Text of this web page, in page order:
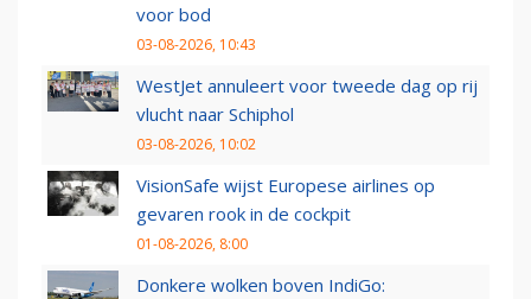
voor bod
03-08-2026, 10:43
WestJet annuleert voor tweede dag op rij
vlucht naar Schiphol
03-08-2026, 10:02
VisionSafe wijst Europese airlines op
gevaren rook in de cockpit
01-08-2026, 8:00
Donkere wolken boven IndiGo: